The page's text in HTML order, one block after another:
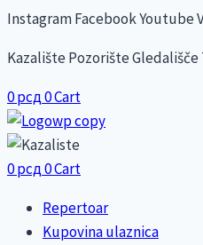
Skip
content
InstagramFacebookYoutube
Kazalište Pozorište Gledališče
0рсд0Cart
0рсд0Cart
Repertoar
Kupovina ulaznica